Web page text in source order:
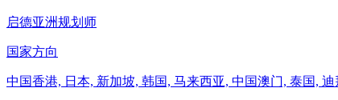
启德亚洲规划师
国家方向
中国香港, 日本, 新加坡, 韩国, 马来西亚, 中国澳门, 泰国, 迪